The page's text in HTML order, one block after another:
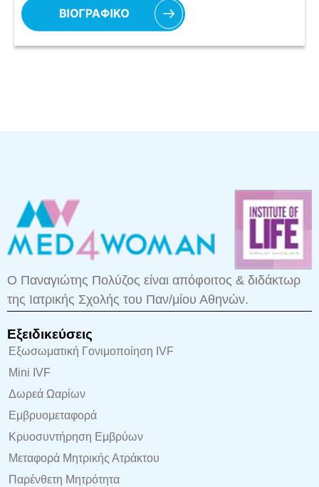
Ο Παναγιώτης Πολύζος είναι απόφοιτος & διδάκτωρ
της Ιατρικής Σχολής του Παν/μίου Αθηνών.
Εξειδικεύσεις
Εξωσωματική Γονιμοποίηση IVF
Mini IVF
Δωρεά Ωαρίων
Εμβρυομεταφορά
Κρυοσυντήρηση Εμβρύων
Μεταφορά Μητρικής Ατράκτου
Παρένθετη Μητρότητα